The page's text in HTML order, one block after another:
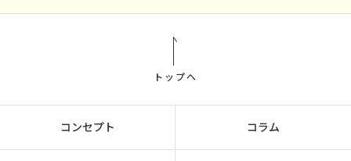
トップへ
コンセプト コラム